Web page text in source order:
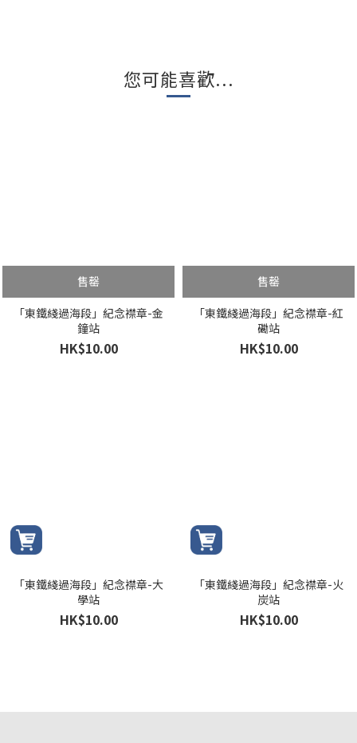
您可能喜歡...
售罄
「東鐵綫過海段」紀念襟章-金
鐘站
HK$10.00
售罄
「東鐵綫過海段」紀念襟章-紅
磡站
HK$10.00
「東鐵綫過海段」紀念襟章-大
學站
HK$10.00
「東鐵綫過海段」紀念襟章-火
炭站
HK$10.00